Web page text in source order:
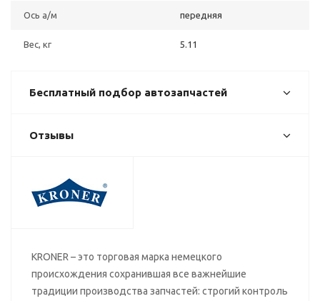
Ось а/м передняя
Вес, кг 5.11
Бесплатный подбор автозапчастей
Отзывы
KRONER – это торговая марка немецкого
происхождения сохранившая все важнейшие
традиции производства запчастей: строгий контроль